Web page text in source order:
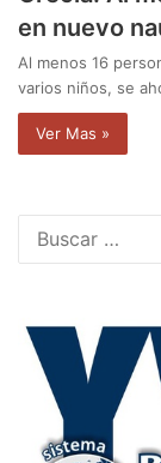
en nuevo
Al menos 16
varios niños, se
Ver Mas »